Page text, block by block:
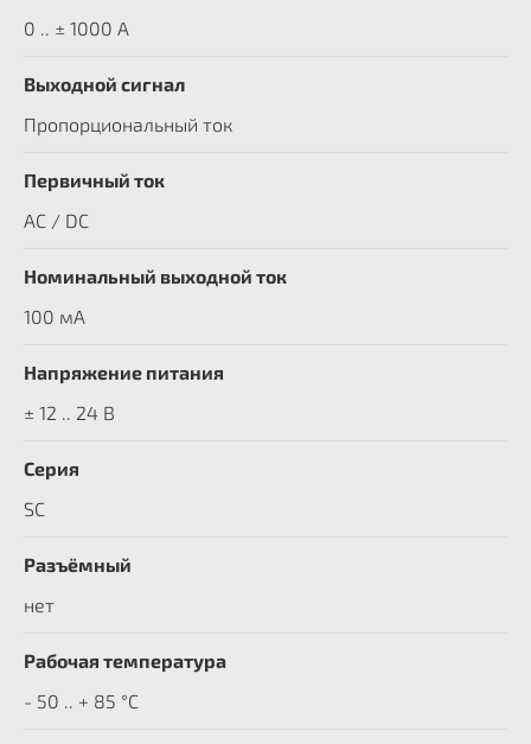
0 .. ± 1000 А
Выходной сигнал
Пропорциональный ток
Первичный ток
AC / DC
Номинальный выходной ток
100 мА
Напряжение питания
± 12 .. 24 В
Серия
SC
Разъёмный
нет
Рабочая температура
- 50 .. + 85 °C